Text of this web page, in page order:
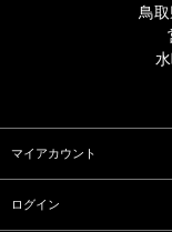
鳥
マイアカウント
ログイン